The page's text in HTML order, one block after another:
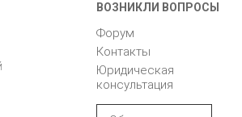
ВОЗНИКЛИ ВОПРОСЫ
Форум
Контакты
Юридическая
консультация